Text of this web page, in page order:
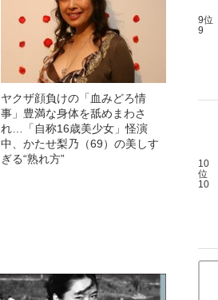
ヤクザ顔負けの「血みどろ情
事」豊満な身体を舐めまわさ
れ…「自称16歳美少女」怪演
中、かたせ梨乃（69）の美しす
ぎる“熟れ方”
9位
9
10
位
10